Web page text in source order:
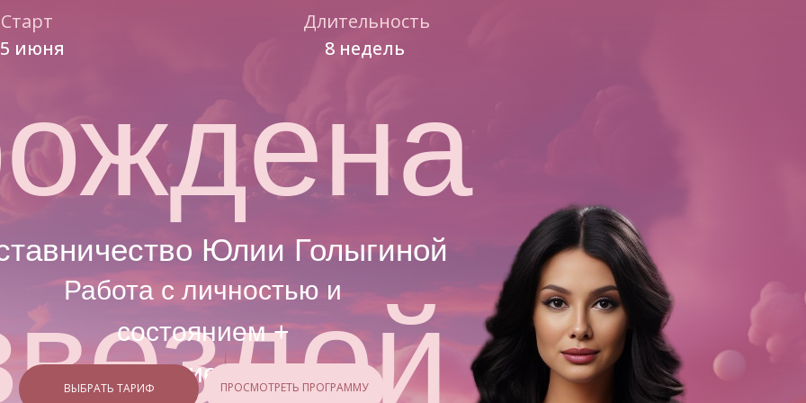
Старт
Длительность
8 недель
Юлии Голыгиной
Работа с личностью и
состоянием +
построение системы
ВЫБРАТЬ ТАРИФ ПРОСМОТРЕТЬ ПРОГРАММУ
июня